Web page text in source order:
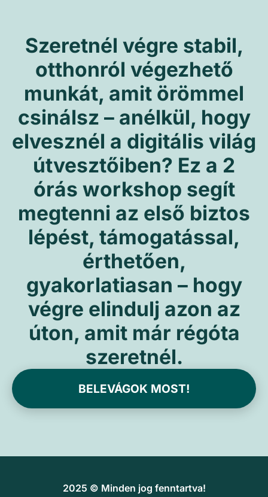
Szeretnél végre stabil,
otthonról végezhető
munkát, amit örömmel
csinálsz – anélkül, hogy
elvesznél a digitális világ
útvesztőiben? Ez a 2
órás workshop segít
megtenni az első biztos
lépést, támogatással,
érthetően,
gyakorlatiasan – hogy
végre elindulj azon az
úton, amit már régóta
szeretnél.
BELEVÁGOK MOST!
2025 © Minden jog fenntartva!